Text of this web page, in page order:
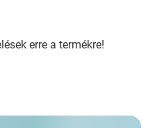
erre a termékre!